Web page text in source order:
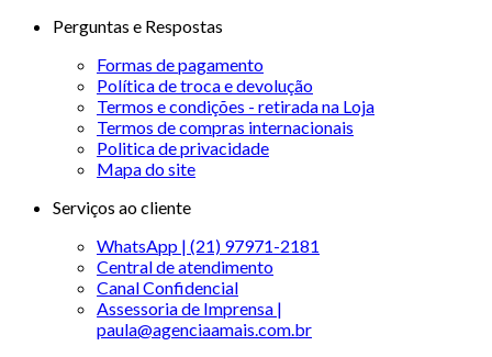
Perguntas e Respostas
Formas de pagamento
Política de troca e devolução
Termos e condições - retirada na Loja
Termos de compras internacionais
Politica de privacidade
Mapa do site
Serviços ao cliente
WhatsApp | (21) 97971-2181
Central de atendimento
Canal Confidencial
Assessoria de Imprensa |
paula@agenciaamais.com.br